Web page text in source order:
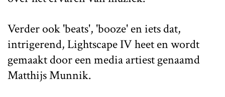
Verder ook 'beats', 'booze' en iets dat,
intrigerend, Lightscape IV heet en wordt
gemaakt door een media artiest genaamd
Matthijs Munnik.